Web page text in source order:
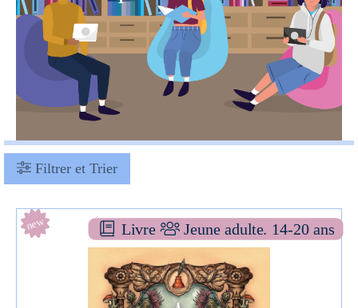
Filtrer et Trier
Livre Jeune adulte. 14-20 ans
new
A curious kind of magic
ROMAN YA
Mara RUTHERFORD
Pagination